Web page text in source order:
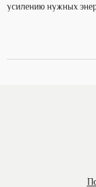
усилению нужных